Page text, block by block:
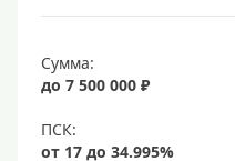
6,9%
8%
Сумма:
до 7 500 000 ₽